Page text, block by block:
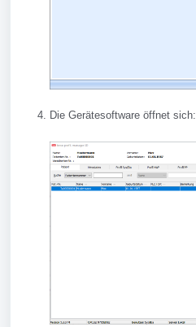
Die Gerätesoftware öffnet sich: